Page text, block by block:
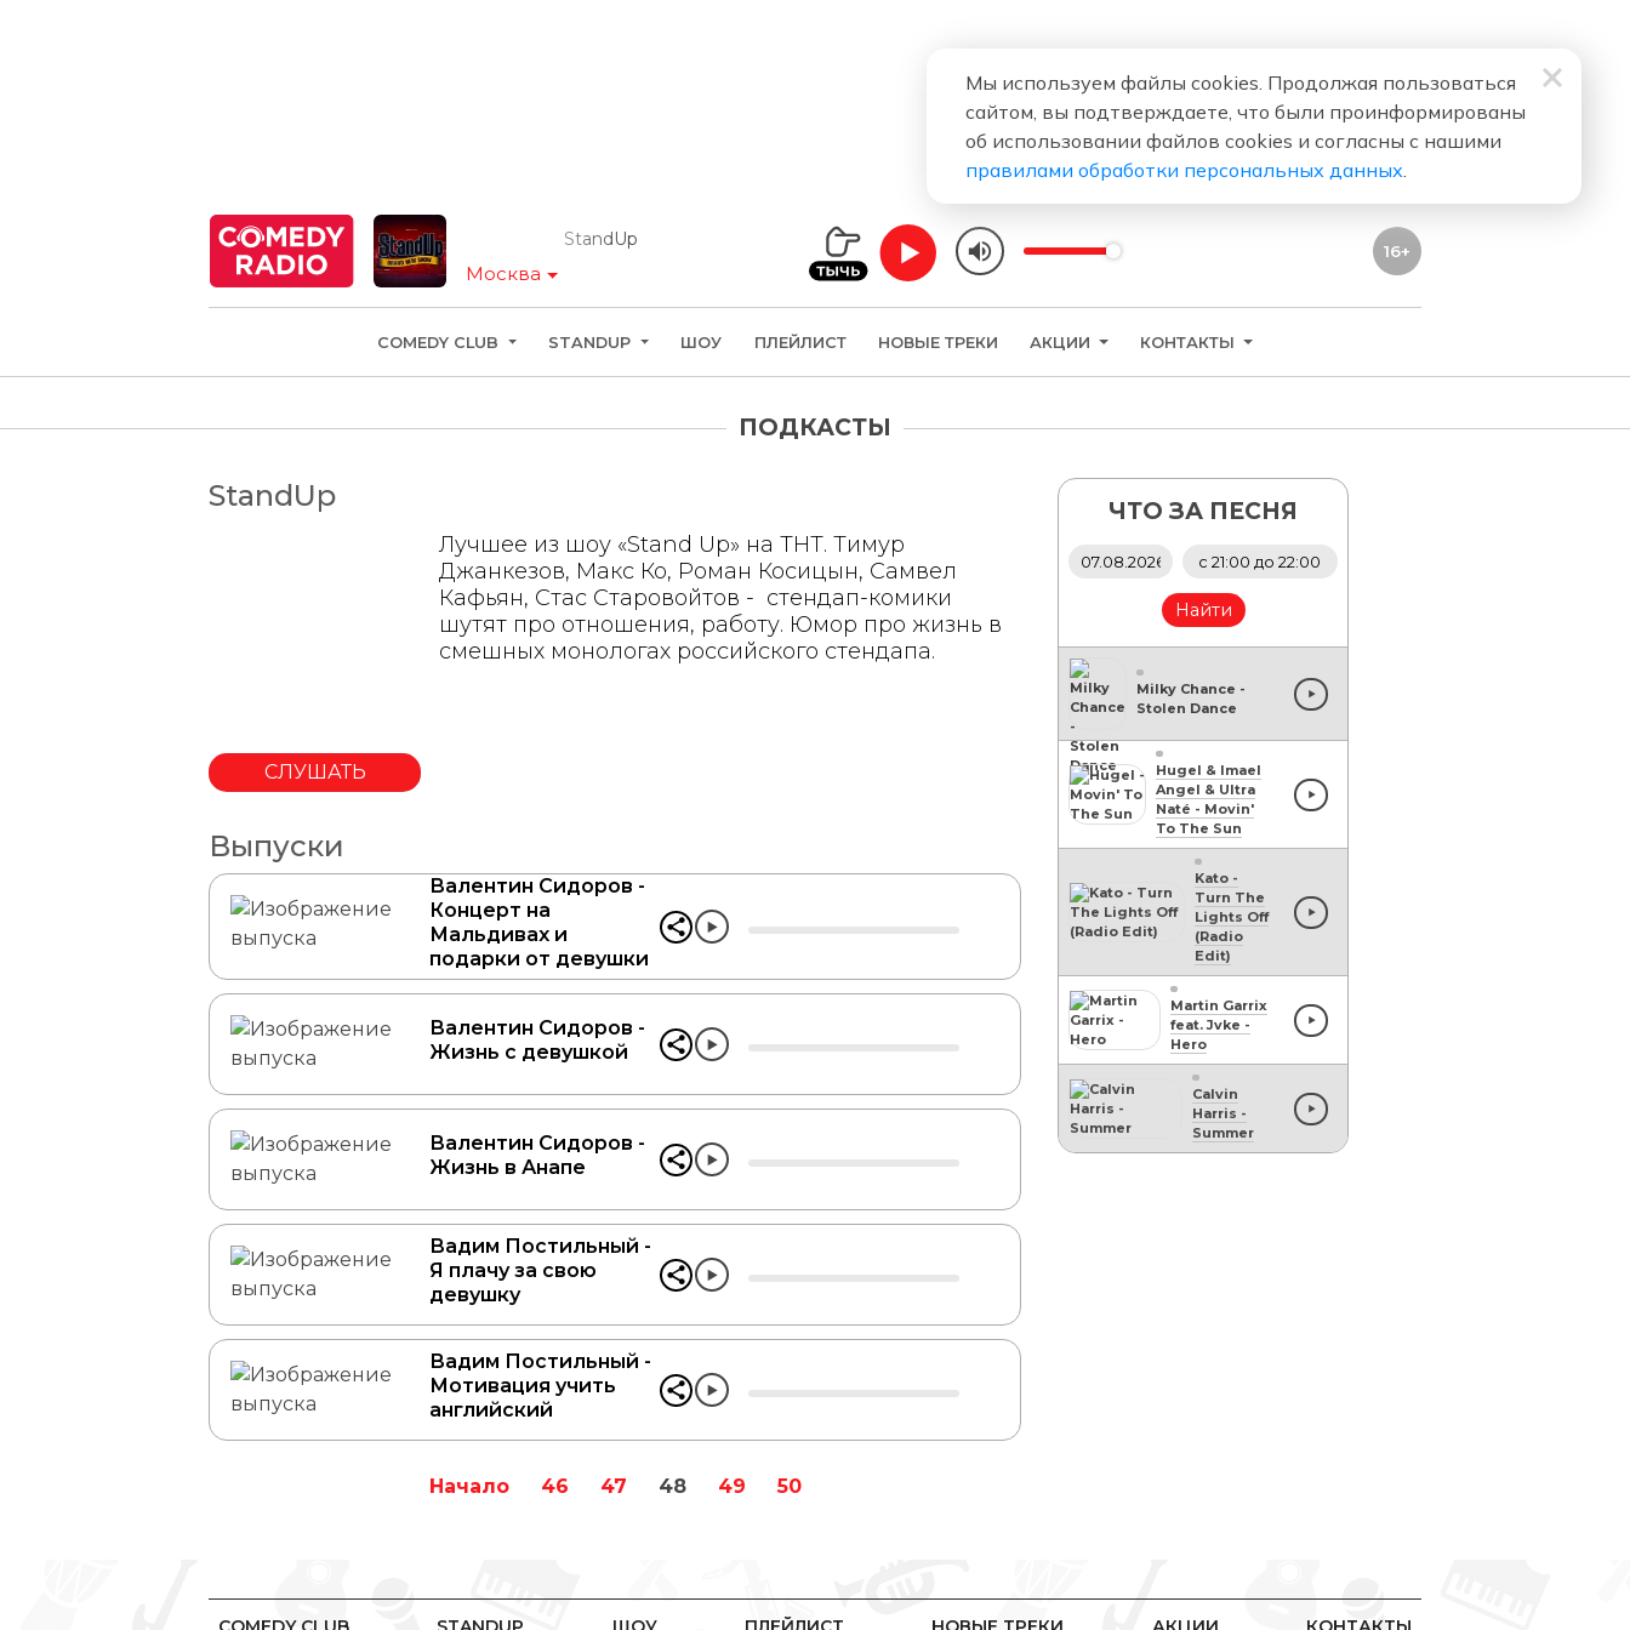
Москва
StandUp
16+
COMEDY CLUB STANDUP ШОУ ПЛЕЙЛИСТ НОВЫЕ ТРЕКИ АКЦИИ КОНТАКТЫ
ПОДКАСТЫ
StandUp
Лучшее из шоу «Stand Up» на ТНТ. Тимур
Джанкезов, Макс Ко, Роман Косицын, Самвел
Кафьян, Стас Старовойтов - стендап-комики
шутят про отношения, работу. Юмор про жизнь в
смешных монологах российского стендапа.
СЛУШАТЬ
Выпуски
Валентин Сидоров -
Концерт на
Мальдивах и
подарки от девушки
Валентин Сидоров -
Жизнь с девушкой
Валентин Сидоров -
Жизнь в Анапе
Вадим Постильный -
Я плачу за свою
девушку
Вадим Постильный -
Мотивация учить
английский
Начало 46 47 48 49 50
ЧТО ЗА ПЕСНЯ
Найти
Milky Chance -
Stolen Dance
Hugel & Imael
Angel & Ultra
Naté - Movin'
To The Sun
Kato-
Turn The
Lights Off
(Radio
Edit)
Martin Garrix
feat. Jvke -
Hero
Calvin
Harris -
Summer
Мы используем файлы cookies. Продолжая пользоваться
сайтом, вы подтверждаете, что были проинформированы
об использовании файлов cookies и согласны с нашими
правилами обработки персональных данных.